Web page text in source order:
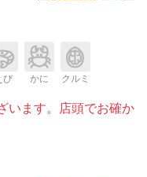
び かに クルミ
います。店頭でお確か